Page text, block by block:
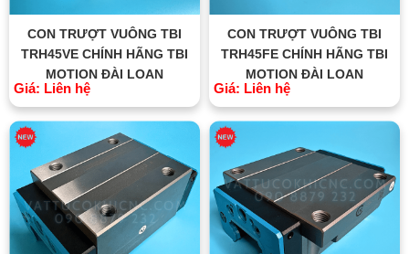
CON TRƯỢT VUÔNG TBI
TRH45VE CHÍNH HÃNG TBI
MOTION ĐÀI LOAN
Giá: Liên hệ
CON TRƯỢT VUÔNG TBI
TRH45FE CHÍNH HÃNG TBI
MOTION ĐÀI LOAN
Giá: Liên hệ